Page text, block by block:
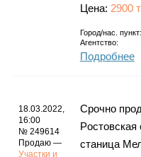
Цена: 2900
Город/нас. пункт:
Агентство:
Подробнее
18.03.2022,
16:00
№ 249614
Продаю —
Участки и
Cpoчнo
Рoстовскaя
cтаницa